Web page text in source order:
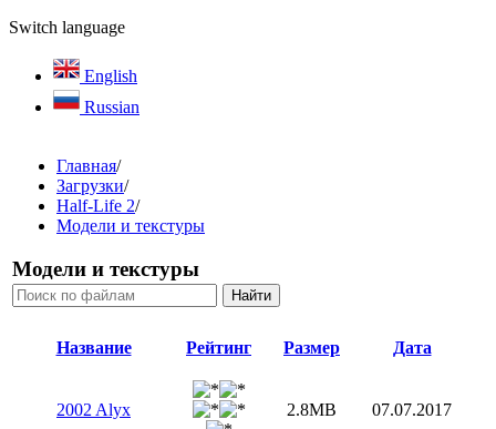
Switch language
English
Russian
Главная/
Загрузки/
Half-Life 2/
Модели и текстуры
Модели и текстуры
Название Рейтинг Размер Дата
2002 Alyx 2.8MB 07.07.2017